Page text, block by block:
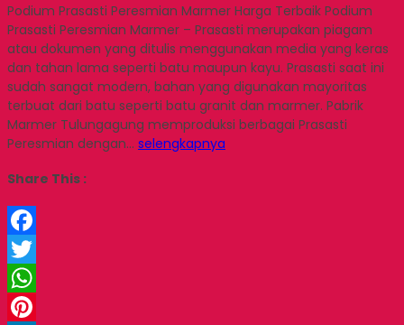
Podium Prasasti Peresmian Marmer Harga Terbaik Podium
Prasasti Peresmian Marmer – Prasasti merupakan piagam
atau dokumen yang ditulis menggunakan media yang keras
dan tahan lama seperti batu maupun kayu. Prasasti saat ini
sudah sangat modern, bahan yang digunakan mayoritas
terbuat dari batu seperti batu granit dan marmer. Pabrik
Marmer Tulungagung memproduksi berbagai Prasasti
Peresmian dengan… selengkapnya
Share This :
Facebook
Twitter
WhatsApp